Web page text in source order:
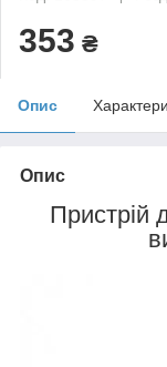
353 ₴
Опис
Опис
Пристрій